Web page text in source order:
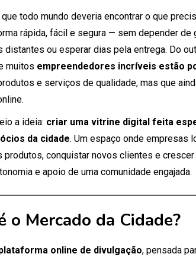
todo mundo deveria encontrar o que
rápida, fácil e segura — sem depender de
distantes ou esperar dias pela entrega. Do
muitos empreendedores incríveis estão
e serviços de qualidade, mas que
a ideia: criar uma vitrine digital feita
da cidade. Um espaço onde empresas
produtos, conquistar novos clientes e
e apoio de uma comunidade engajada.
o Mercado da Cidade?
online de divulgação, pensada